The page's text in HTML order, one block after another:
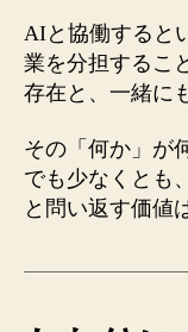
AIと協働すると
業を分担するこ
存在と、一緒に
その「何か」が
でも少なくとも
と問い返す価値